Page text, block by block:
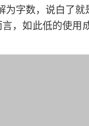
字数，说白了就
，如此低的使用